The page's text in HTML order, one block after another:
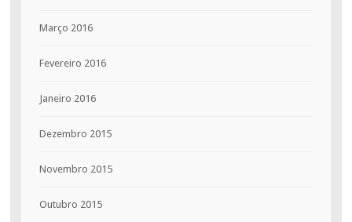
Março 2016
Fevereiro 2016
Janeiro 2016
Dezembro 2015
Novembro 2015
Outubro 2015